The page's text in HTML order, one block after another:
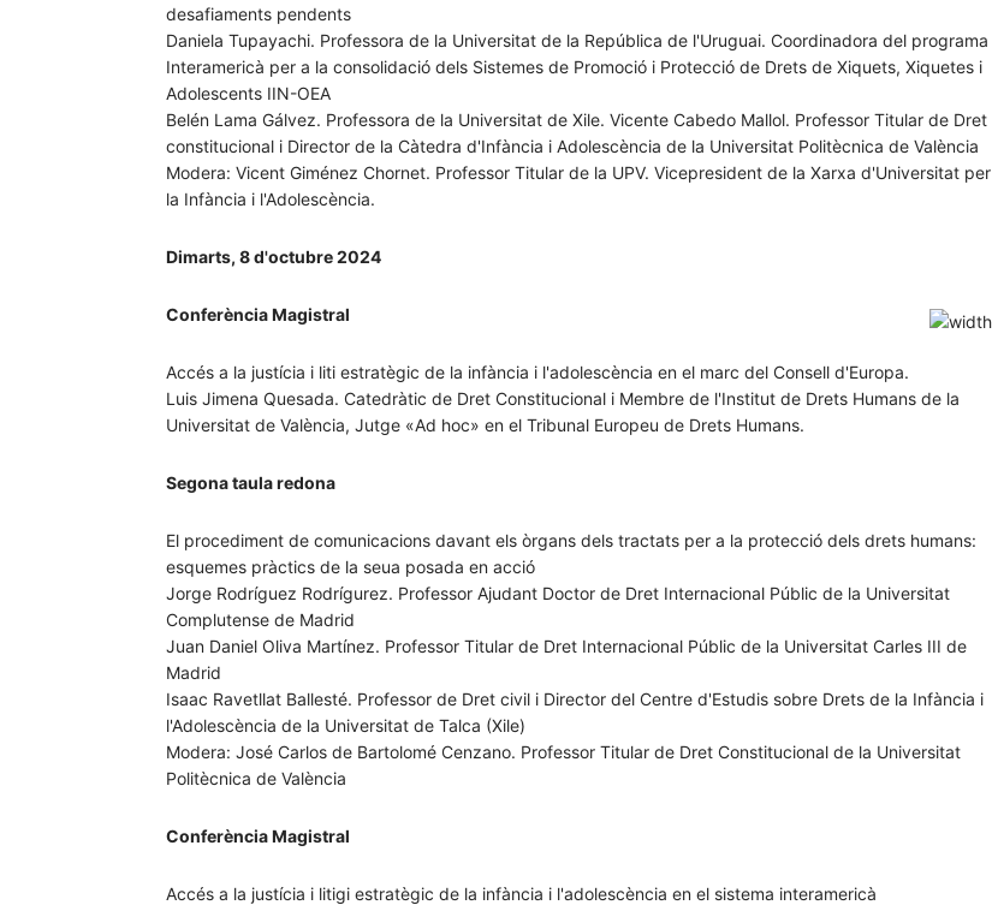
desafiaments pendents
Daniela Tupayachi. Professora de la Universitat de la República de l'Uruguai. Coordinadora del programa
Interamericà per a la consolidació dels Sistemes de Promoció i Protecció de Drets de Xiquets, Xiquetes i
Adolescents IIN-OEA
Belén Lama Gálvez. Professora de la Universitat de Xile. Vicente Cabedo Mallol. Professor Titular de Dret
constitucional i Director de la Càtedra d'Infància i Adolescència de la Universitat Politècnica de València
Modera: Vicent Giménez Chornet. Professor Titular de la UPV. Vicepresident de la Xarxa d'Universitat per
la Infància i l'Adolescència.
Dimarts, 8 d'octubre 2024
Conferència Magistral
Accés a la justícia i liti estratègic de la infància i l'adolescència en el marc del Consell d'Europa.
Luis Jimena Quesada. Catedràtic de Dret Constitucional i Membre de l'Institut de Drets Humans de la
Universitat de València, Jutge «Ad hoc» en el Tribunal Europeu de Drets Humans.
Segona taula redona
El procediment de comunicacions davant els òrgans dels tractats per a la protecció dels drets humans:
esquemes pràctics de la seua posada en acció
Jorge Rodríguez Rodrígurez. Professor Ajudant Doctor de Dret Internacional Públic de la Universitat
Complutense de Madrid
Juan Daniel Oliva Martínez. Professor Titular de Dret Internacional Públic de la Universitat Carles III de
Madrid
Isaac Ravetllat Ballesté. Professor de Dret civil i Director del Centre d'Estudis sobre Drets de la Infància i
l'Adolescència de la Universitat de Talca (Xile)
Modera: José Carlos de Bartolomé Cenzano. Professor Titular de Dret Constitucional de la Universitat
Politècnica de València
Conferència Magistral
Accés a la justícia i litigi estratègic de la infància i l'adolescència en el sistema interamericà